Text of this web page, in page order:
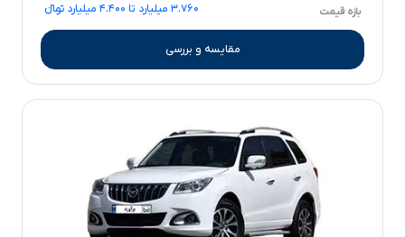
بازه قیمت ۳.۷۶۰ میلیارد تا ۴.۴۰۰ میلیارد تومانءءء
مقایسه و بررسی